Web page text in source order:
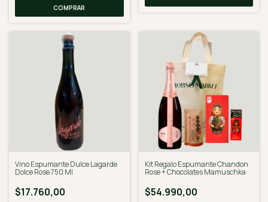
Vino Espumante Dulce Lagarde
Dolce Rose 750 Ml
$17.760,00
Kit Regalo Espumante Chandon
Rose + Chocolates Mamuschka
$54.990,00